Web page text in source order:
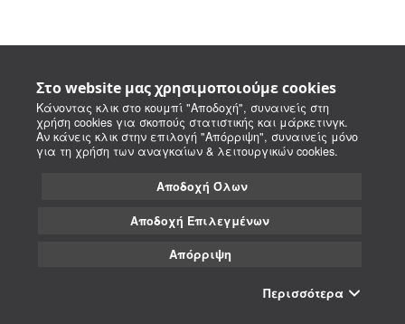
Στο website μας χρησιμοποιούμε cookies
Κάνοντας κλικ στο κουμπί "Αποδοχή", συναινείς στη
χρήση cookies για σκοπούς στατιστικής και μάρκετινγκ.
Αν κάνεις κλικ στην επιλογή "Απόρριψη", συναινείς μόνο
για τη χρήση των αναγκαίων & λειτουργικών cookies.
Αποδοχή Όλων
Αποδοχή Επιλεγμένων
Απόρριψη
Περισσότερα